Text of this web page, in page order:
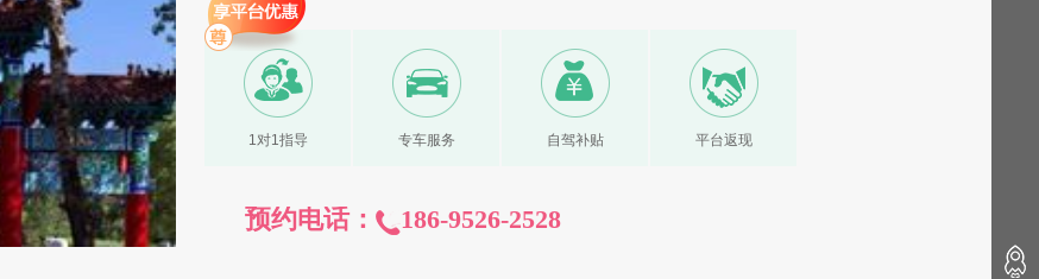
1对1指导 专车服务 自驾补贴 平台返现
预约电话： 186-9526-2528